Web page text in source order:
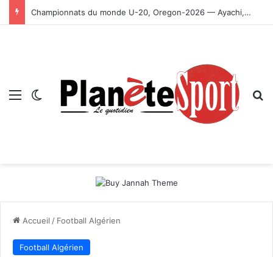
Championnats du monde U-20, Oregon-2026 — Ayachi, Dissa, Touahria et Ghezali en finale
Menu Switch skin
Accueil / Football Algérien
Football Algérien